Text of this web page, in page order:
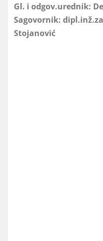
Gl. i odgov.urednik:
Sagovornik:
Stojanović